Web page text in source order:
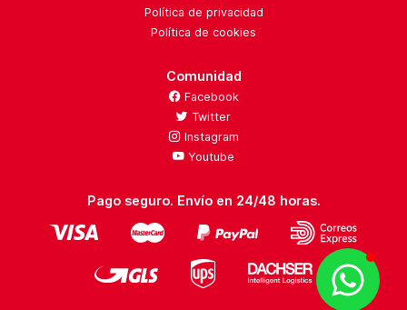
Política de privacidad
Política de cookies
Comunidad
Facebook
Twitter
Instagram
Youtube
Pago seguro. Envío en 24/48 horas.